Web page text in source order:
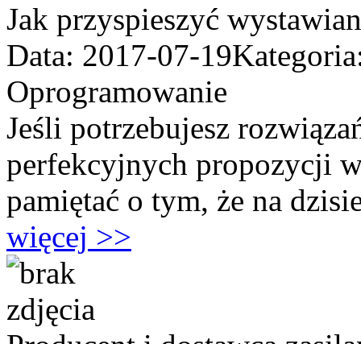
Jak przyspieszyć
Data: 2017-07-19
Oprogramowanie
Jeśli potrzebujesz
perfekcyjnych propozycji
pamiętać o tym, że na
więcej >>